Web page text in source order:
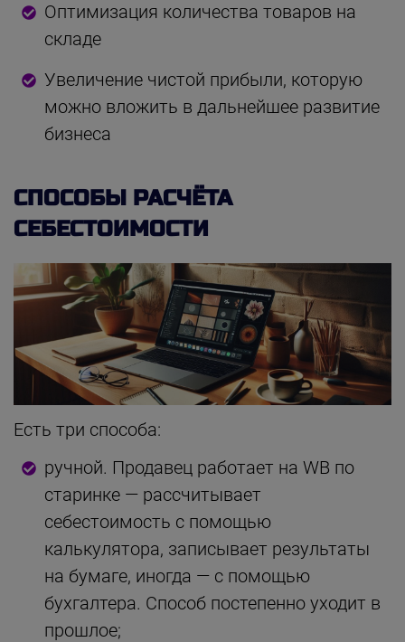
Оптимизация количества товаров на
складе
Увеличение чистой прибыли, которую
можно вложить в дальнейшее развитие
бизнеса
СПОСОБЫ РАСЧЁТА
СЕБЕСТОИМОСТИ
Есть три способа:
ручной. Продавец работает на WB по
старинке — рассчитывает
себестоимость с помощью
калькулятора, записывает результаты
на бумаге, иногда — с помощью
бухгалтера. Способ постепенно уходит в
прошлое;